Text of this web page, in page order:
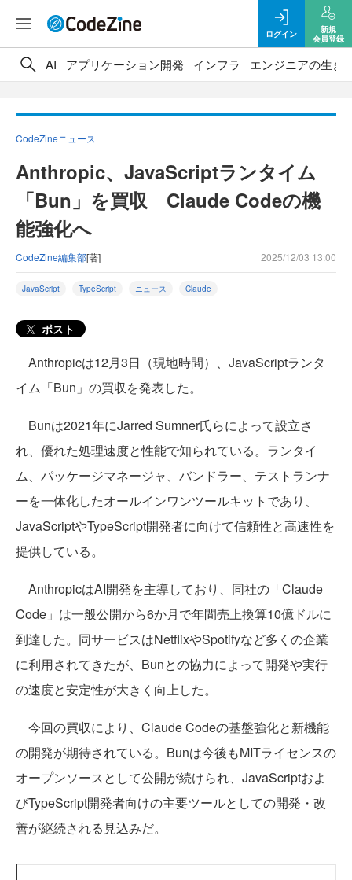
ログイン
新規
会員登録
AI アプリケーション開発 インフラ エンジニアの生き
CodeZineニュース
Anthropic、JavaScriptランタイム
「Bun」を買収 Claude Codeの機
能強化へ
CodeZine編集部[著] 2025/12/03 13:00
JavaScript TypeScript ニュース Claude
ポスト
Anthropicは12月3日（現地時間）、JavaScriptランタ
イム「Bun」の買収を発表した。
Bunは2021年にJarred Sumner氏らによって設立さ
れ、優れた処理速度と性能で知られている。ランタイ
ム、パッケージマネージャ、バンドラー、テストランナ
ーを一体化したオールインワンツールキットであり、
JavaScriptやTypeScript開発者に向けて信頼性と高速性を
提供している。
AnthropicはAI開発を主導しており、同社の「Claude
Code」は一般公開から6か月で年間売上換算10億ドルに
到達した。同サービスはNetflixやSpotifyなど多くの企業
に利用されてきたが、Bunとの協力によって開発や実行
の速度と安定性が大きく向上した。
今回の買収により、Claude Codeの基盤強化と新機能
の開発が期待されている。Bunは今後もMITライセンスの
オープンソースとして公開が続けられ、JavaScriptおよ
びTypeScript開発者向けの主要ツールとしての開発・改
善が継続される見込みだ。